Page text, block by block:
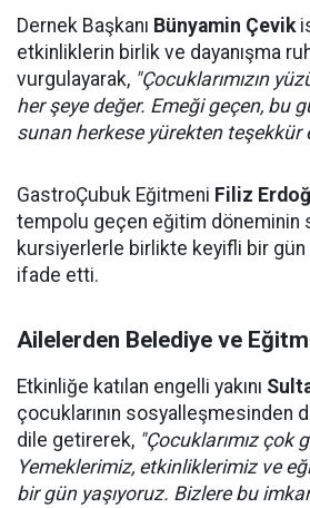
Dernek Başkanı Bünyamin Çevik
etkinliklerin birlik ve dayanışma
vurgulayarak, "Çocuklarımızın
her şeye değer. Emeği geçen, bu
sunan herkese yürekten teşekkür
GastroÇubuk Eğitmeni Filiz
tempolu geçen eğitim döneminin
kursiyerlerle birlikte keyifli bir gün
ifade etti.
Ailelerden Belediye ve
Etkinliğe katılan engelli yakını
çocuklarının sosyalleşmesinden
dile getirerek, "Çocuklarımız çok
Yemeklerimiz, etkinliklerimiz ve
bir gün yaşıyoruz. Bizlere bu